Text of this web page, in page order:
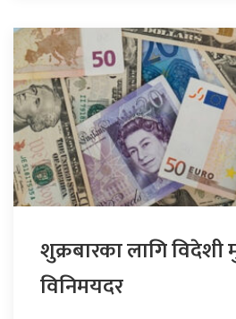
शुक्रबारका लागि विदेशी
विनिमयदर